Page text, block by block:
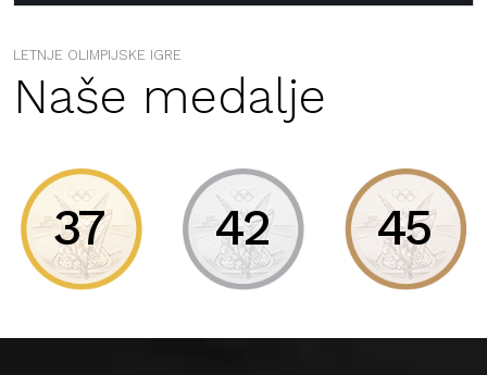
LETNJE OLIMPIJSKE IGRE
Naše medalje
37 42 45